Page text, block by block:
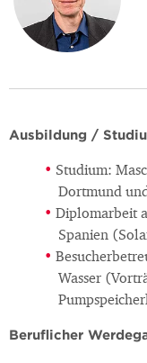
Ausbildung /
Studium:
Dortmund
Diplomarbeit
Spanien
Wasser
Beruflicher